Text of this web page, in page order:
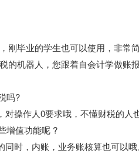
刚毕业的学生也可以使用，非
的机器人，您跟着自会计学做账
吗?
对操作人0要求哦，不懂财税的人
增值功能呢 ?
同时，内账，业务账核算也可以